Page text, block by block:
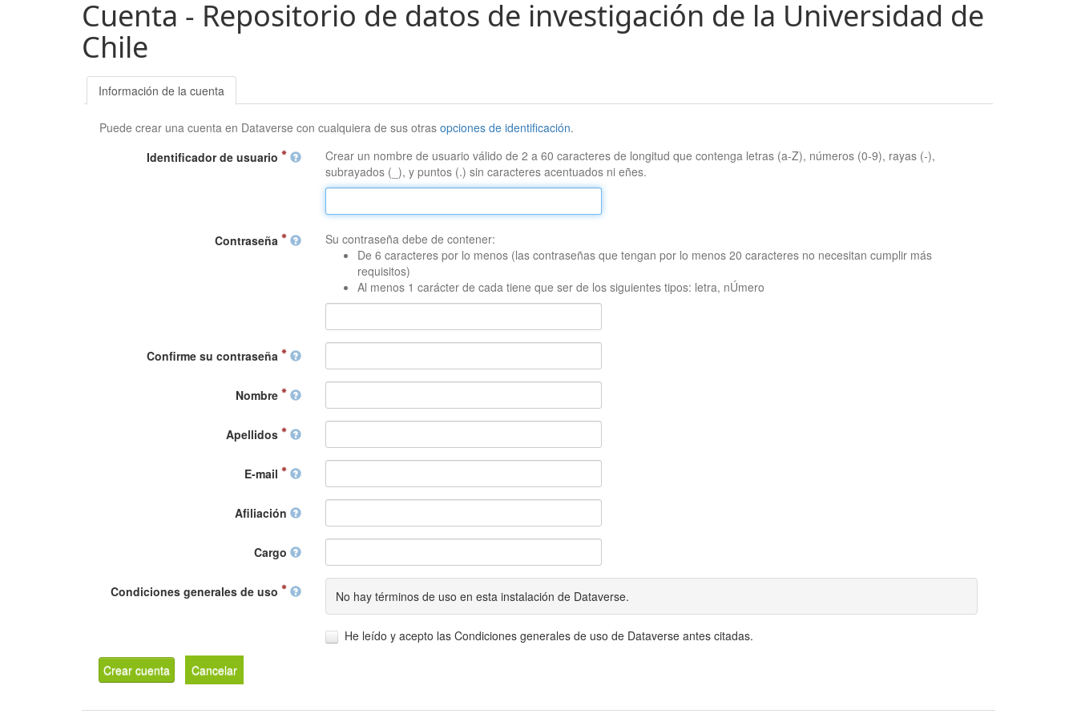
Cuenta - Repositorio de datos de investigación de la Universidad de
Chile
Información de la cuenta
Puede crear una cuenta en Dataverse con cualquiera de sus otrasopciones de identificación.
Identificador de usuario
Crear un nombre de usuario válido de 2 a 60 caracteres de longitud que contenga letras (a-Z), números (0-9), rayas (-),
subrayados (_), y puntos (.) sin caracteres acentuados ni eñes.
Contraseña
Su contraseña debe de contener:
De 6 caracteres por lo menos (las contraseñas que tengan por lo menos 20 caracteres no necesitan cumplir más
requisitos)
Al menos 1 carácter de cada tiene que ser de los siguientes tipos: letra, nÚmero
Confirme su contraseña
Nombre
Apellidos
E-mail
Afiliación
Cargo
Condiciones generales de uso No hay términos de uso en esta instalación de Dataverse.
He leído y acepto las Condiciones generales de uso de Dataverse antes citadas.
Crear cuenta Cancelar